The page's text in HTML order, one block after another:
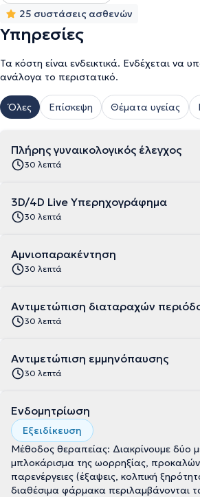
25 συστάσεις ασθενών
Υπηρεσίες
Τα κόστη είναι ενδεικτικά. Ενδέχεται να
ανάλογα το περιστατικό.
Όλες Επίσκεψη Θέματα υγείας
Πλήρης γυναικολογικός έλεγχος
30 λεπτά
3D/4D Live Υπερηχογράφημα
30 λεπτά
Αμνιοπαρακέντηση
30 λεπτά
Αντιμετώπιση διαταραχών
30 λεπτά
Αντιμετώπιση εμμηνόπαυσης
30 λεπτά
Ενδομητρίωση
Εξειδίκευση
Μέθοδος θεραπείας: Διακρίνουμε δύο
μπλοκάρισμα της ωορρηξίας,
παρενέργειες (έξαψεις, κολπική
διαθέσιμα φάρμακα περιλαμβάνονται